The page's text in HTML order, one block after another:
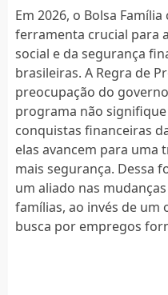
Em 2026, o Bolsa
ferramenta crucial para
social e da segurança
brasileiras. A Regra de
preocupação do
programa não
conquistas financeiras
elas avancem para
mais segurança. Dessa
um aliado nas
famílias, ao invés de um
busca por empregos